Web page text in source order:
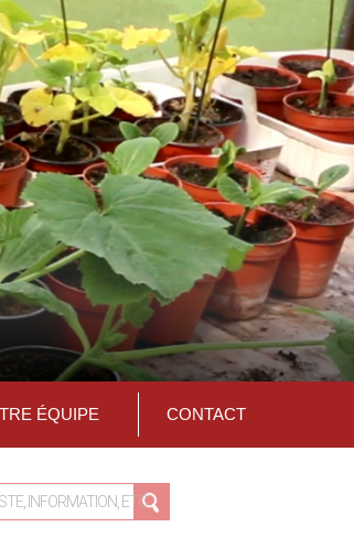
ÉQUIPE CONTACT
RECHERCHE